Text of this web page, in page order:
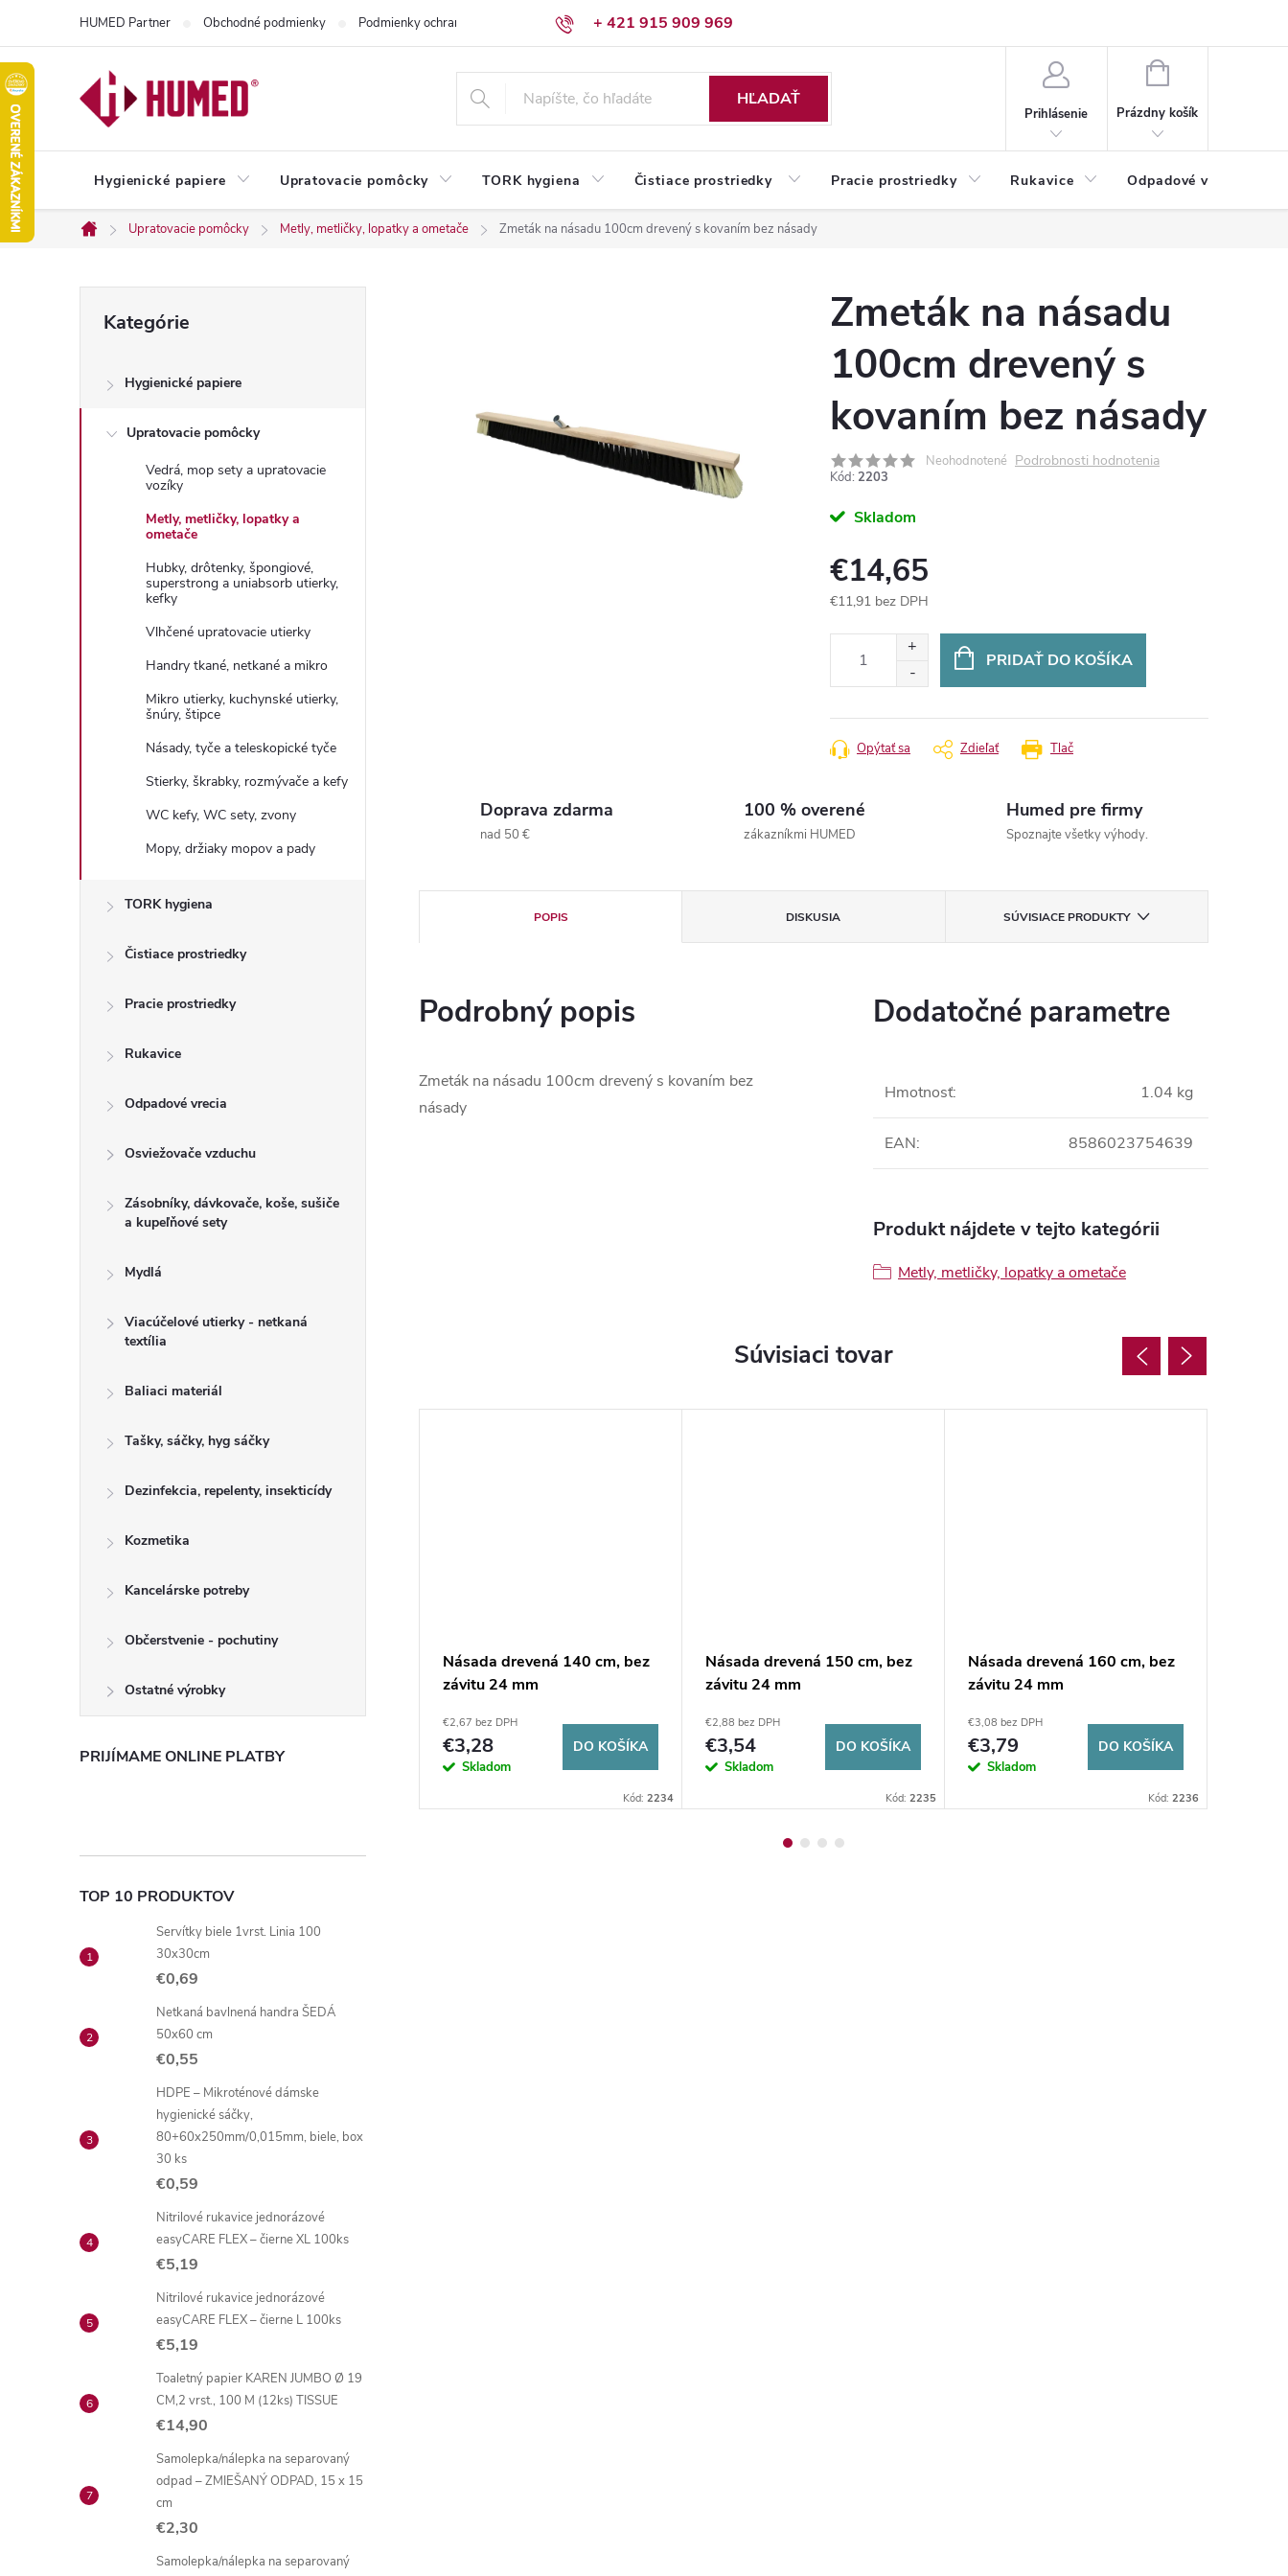
obsah
+ 421 915 909 969
HUMED Partner Obchodné podmienky Podmienky ochrany osobných údajov Reklamačný poriadok
HĽADAŤ
Prihlásenie
NÁKUPNÝ
Prázdny košík
Hygienické papiere Upratovacie pomôcky TORK hygiena Čistiace prostriedky Pracie prostriedky Rukavice Odpadové vrecia
Domov
Upratovacie pomôcky Metly, metličky, lopatky a ometače Zmeták na násadu 100cm drevený s kovaním bez násady
č
kategórie
Kategórie
Hygienické papiere
Upratovacie pomôcky
Vedrá, mop sety a upratovacie
vozíky
Metly, metličky, lopatky a
ometače
Hubky, drôtenky, špongiové,
superstrong a uniabsorb utierky,
kefky
Vlhčené upratovacie utierky
Handry tkané, netkané a mikro
Mikro utierky, kuchynské utierky,
šnúry, štipce
Násady, tyče a teleskopické tyče
Stierky, škrabky, rozmývače a kefy
WC kefy, WC sety, zvony
Mopy, držiaky mopov a pady
TORK hygiena
Čistiace prostriedky
Pracie prostriedky
Rukavice
Odpadové vrecia
Osviežovače vzduchu
Zásobníky, dávkovače, koše, sušiče
a kupeľňové sety
Mydlá
Viacúčelové utierky - netkaná
textília
Baliaci materiál
Tašky, sáčky, hyg sáčky
Dezinfekcia, repelenty, insekticídy
Kozmetika
Kancelárske potreby
Občerstvenie - pochutiny
Ostatné výrobky
PRIJÍMAME ONLINE PLATBY
TOP 10 PRODUKTOV
Servítky biele 1vrst. Linia 100
30x30cm
€0,69
Netkaná bavlnená handra ŠEDÁ
50x60 cm
€0,55
HDPE – Mikroténové dámske
hygienické sáčky,
80+60x250mm/0,015mm, biele, box
30 ks
€0,59
Nitrilové rukavice jednorázové
easyCARE FLEX – čierne XL 100ks
€5,19
Nitrilové rukavice jednorázové
easyCARE FLEX – čierne L 100ks
€5,19
Toaletný papier KAREN JUMBO Ø 19
CM,2 vrst., 100 M (12ks) TISSUE
€14,90
Samolepka/nálepka na separovaný
odpad – ZMIEŠANÝ ODPAD, 15 x 15
cm
€2,30
Samolepka/nálepka na separovaný
Zmeták na násadu
100cm drevený s
kovaním bez násady
Neohodnotené Podrobnosti hodnotenia
Kód: 2203
Skladom
€14,65
€11,91 bez DPH
PRIDAŤ DO KOŠÍKA
Tlač
Opýtať sa Zdieľať
Doprava zdarma
nad 50 €
100 % overené
zákazníkmi HUMED
Humed pre firmy
Spoznajte všetky výhody.
POPIS DISKUSIA SÚVISIACE PRODUKTY
Podrobný popis
Zmeták na násadu 100cm drevený s kovaním bez
násady
Dodatočné parametre
Hmotnosť: 1.04 kg
EAN: 8586023754639
Produkt nájdete v tejto kategórii
Metly, metličky, lopatky a ometače
Súvisiaci tovar
DO KOŠÍKA
závitu 24 mm
€3,95
Skladom
Násada drevená 140 cm, bez
závitu 24 mm
€2,67 bez DPH
€3,28
Skladom
DO KOŠÍKA
Kód: 2234
Násada drevená 150 cm, bez
závitu 24 mm
€2,88 bez DPH
€3,54
Skladom
DO KOŠÍKA
Kód: 2235
Násada drevená 160 cm, bez
závitu 24 mm
€3,08 bez DPH
€3,79
Skladom
DO KOŠÍKA
Kód: 2236